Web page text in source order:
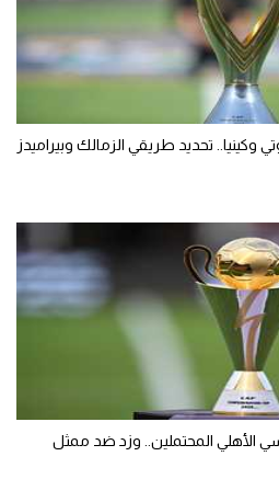
وكينيا.. تحديد طريقي الزمالك وبيراميدز
الأهلي المحتملين.. وزد ضد ممثل